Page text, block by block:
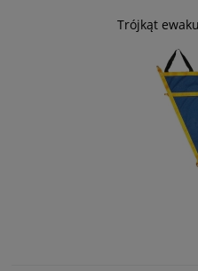
Trójkąt